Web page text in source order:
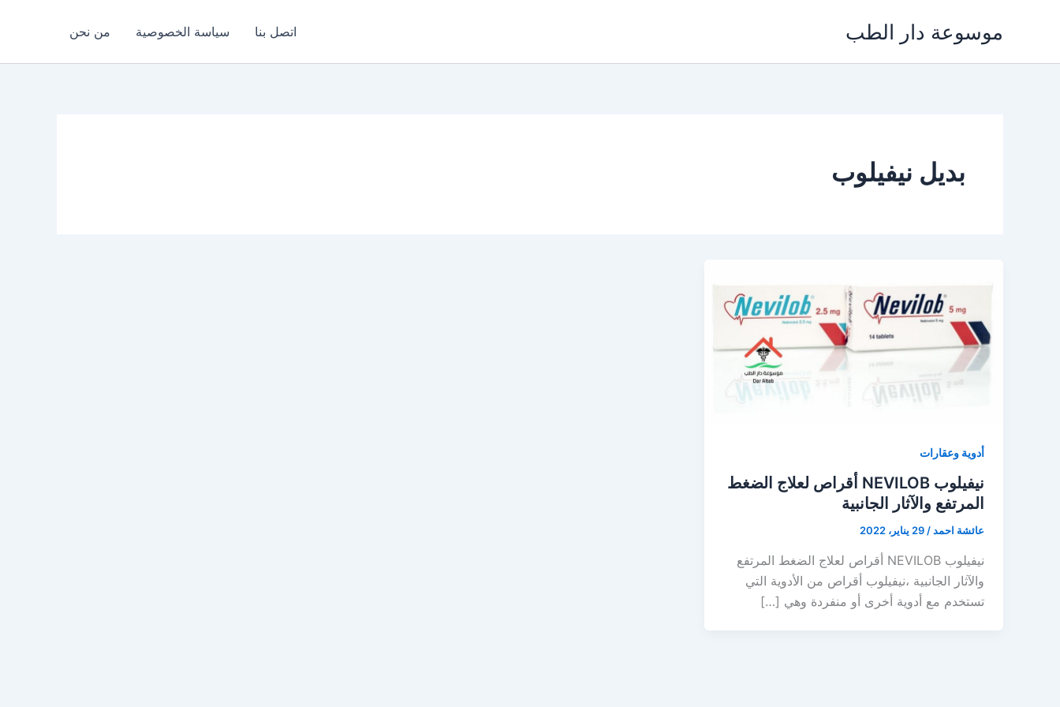
موسوعة دار الطب اتصل بنا سياسة الخصوصية من نحن
بديل نيفيلوب
أدوية وعقارات
نيفيلوب NEVILOB أقراص لعلاج الضغط
المرتفع والآثار الجانبية
عائشة احمد/ 29 يناير، 2022
نيفيلوب NEVILOB أقراص لعلاج الضغط المرتفع
والآثار الجانبية ،نيفيلوب أقراص من الأدوية التي
تستخدم مع أدوية أخرى أو منفردة وهي […]